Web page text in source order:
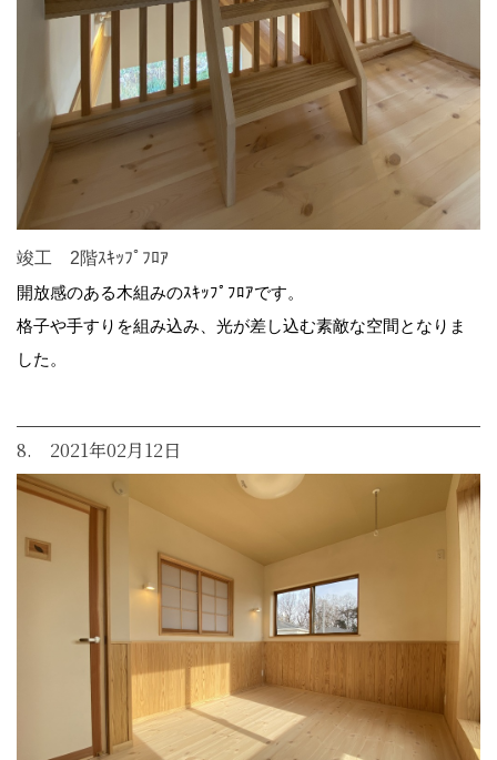
竣工 2階ｽｷｯﾌﾟﾌﾛｱ
開放感のある木組みのｽｷｯﾌﾟﾌﾛｱです。
格子や手すりを組み込み、光が差し込む素敵な空間となりま
した。
8. 2021年02月12日